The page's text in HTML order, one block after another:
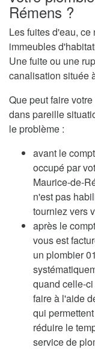
Rémens ?
Les fuites d'eau,
immeubles
Une fuite ou une
canalisation située
Que peut faire
dans pareille
le problème :
avant le
occupé par
Maurice-de-
n'est pas
tourniez vers
après le
vous est
un plombier
quand celle-
faire à l'aide
qui
réduire le
service de